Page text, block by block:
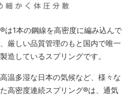
®は1本の鋼線を高密度に編み込んで
厳しい品質管理のもと国内で唯一
造しているスプリングです。
温多湿な日本の気候など、様々な
高密度連続スプリング®は、通気